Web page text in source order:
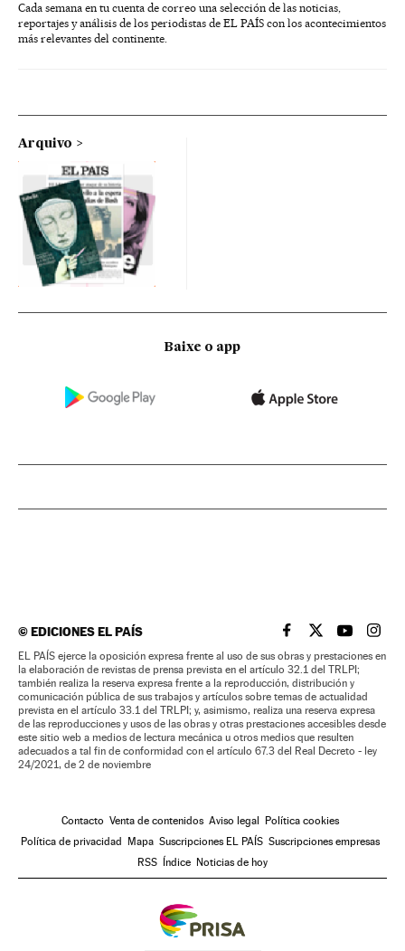
Cada semana en tu cuenta de correo una selección de las noticias,
reportajes y análisis de los periodistas de EL PAÍS con los acontecimientos
más relevantes del continente.
Arquivo
Baixe o app
©EDICIONES EL PAÍS EL PAÍS BRASIL EN
EL PAÍSEL PAÍS
EL
EL PAÍS ejerce la oposición expresa frente al uso de sus obras y prestaciones en
la elaboración de revistas de prensa prevista en el artículo 32.1 del TRLPI;
también realiza la reserva expresa frente a la reproducción, distribución y
comunicación pública de sus trabajos y artículos sobre temas de actualidad
prevista en el artículo 33.1 del TRLPI; y, asimismo, realiza una reserva expresa
de las reproducciones y usos de las obras y otras prestaciones accesibles desde
este sitio web a medios de lectura mecánica u otros medios que resulten
adecuados a tal fin de conformidad con el artículo 67.3 del Real Decreto - ley
24/2021, de 2 de noviembre
Contacto Venta de contenidos Aviso legal Política cookies
Política de privacidad Mapa Suscripciones EL PAÍS Suscripciones empresas
RSS Índice Noticias de hoy